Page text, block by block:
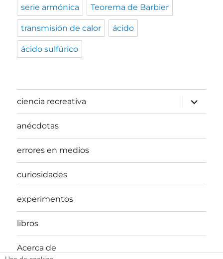
serie armónica Teorema de Barbier
transmisión de calor ácido
ácido sulfúrico
ciencia recreativa
expande
el
menú
anécdotas
errores en medios
curiosidades
experimentos
libros
Acerca de